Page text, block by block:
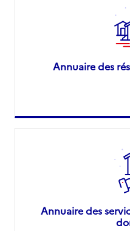
Annuaire des
Annuaire des